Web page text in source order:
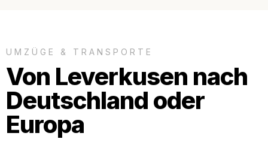
UMZÜGE & TRANSPORTE
Von Leverkusen nach
Deutschland oder
Europa